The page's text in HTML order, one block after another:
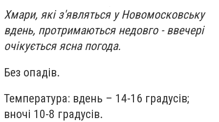
Хмари, які з'являться у Новомосковську
вдень, протримаються недовго - ввечері
очікується ясна погода.
Без опадів.
Температура: вдень – 14-16 градусів;
вночі 10-8 градусів.